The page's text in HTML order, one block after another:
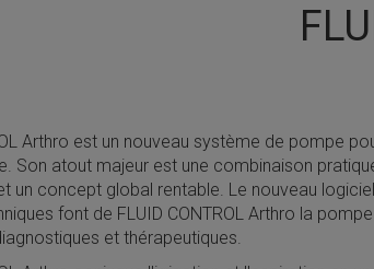
Arthro est un nouveau système de pompe
Son atout majeur est une combinaison
un concept global rentable. Le nouveau
font de FLUID CONTROL Arthro la
et thérapeutiques.